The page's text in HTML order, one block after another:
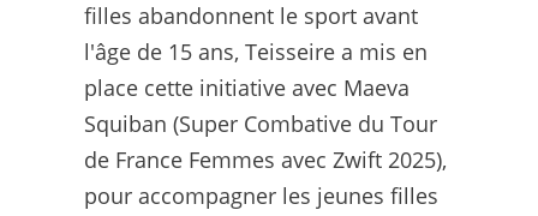
filles abandonnent le sport avant
l'âge de 15 ans, Teisseire a mis en
place cette initiative avec Maeva
Squiban (Super Combative du Tour
de France Femmes avec Zwift 2025),
pour accompagner les jeunes filles